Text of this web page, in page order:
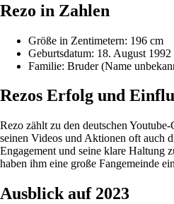
Rezo in Zahlen
Größe in Zentimetern: 196 cm
Geburtsdatum: 18. August 1992
Familie: Bruder (Name
Rezos Erfolg und
Rezo zählt zu den deutschen
seinen Videos und Aktionen oft auch
Engagement und seine klare Haltung
haben ihm eine große Fangemeinde
Ausblick auf 2023